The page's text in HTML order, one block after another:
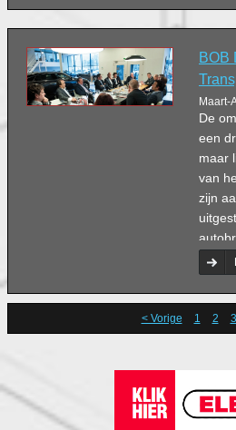
BOB
Maart-
De
een
maar
van
zijn
< Vorige 1 2 3